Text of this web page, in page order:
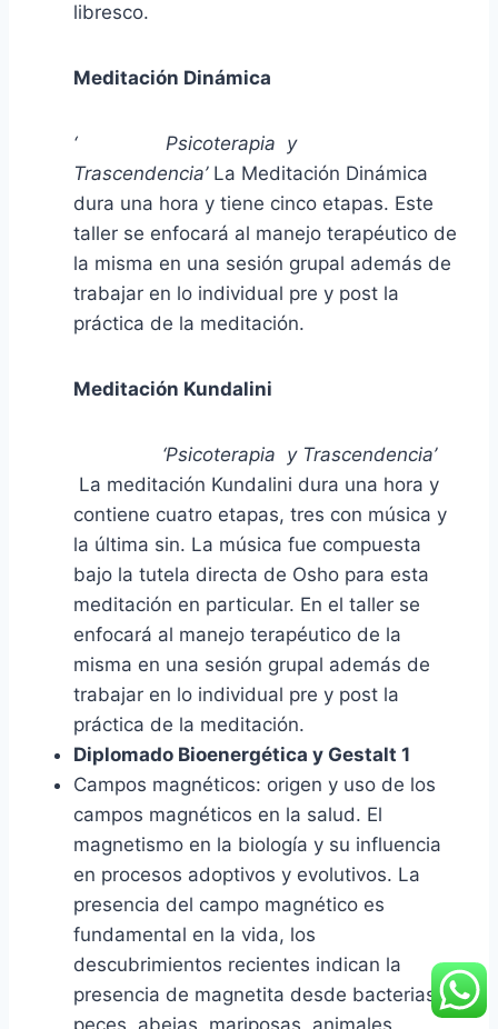
libresco.
Meditación Dinámica
‘ Psicoterapia y
Trascendencia’ La Meditación Dinámica
dura una hora y tiene cinco etapas. Este
taller se enfocará al manejo terapéutico de
la misma en una sesión grupal además de
trabajar en lo individual pre y post la
práctica de la meditación.
Meditación Kundalini
‘Psicoterapia y Trascendencia’
La meditación Kundalini dura una hora y
contiene cuatro etapas, tres con música y
la última sin. La música fue compuesta
bajo la tutela directa de Osho para esta
meditación en particular. En el taller se
enfocará al manejo terapéutico de la
misma en una sesión grupal además de
trabajar en lo individual pre y post la
práctica de la meditación.
Diplomado Bioenergética y Gestalt 1
Campos magnéticos: origen y uso de los
campos magnéticos en la salud. El
magnetismo en la biología y su influencia
en procesos adoptivos y evolutivos. La
presencia del campo magnético es
fundamental en la vida, los
descubrimientos recientes indican la
presencia de magnetita desde bacterias,
peces, abejas, mariposas, animales